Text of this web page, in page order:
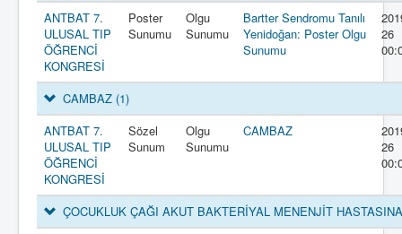
ANTBAT 7.
ULUSAL TIP
ÖĞRENCİ
KONGRESİ
Poster
Sunumu
Olgu
Sunumu
Bartter Sendromu Tanılı
Yenidoğan: Poster Olgu
Sunumu
26
CAMBAZ (1)
ANTBAT 7.
ULUSAL TIP
ÖĞRENCİ
KONGRESİ
Sözel
Sunum
Olgu
Sunumu
CAMBAZ
26
ÇOCUKLUK ÇAĞI AKUT BAKTERİYAL MENENJİT